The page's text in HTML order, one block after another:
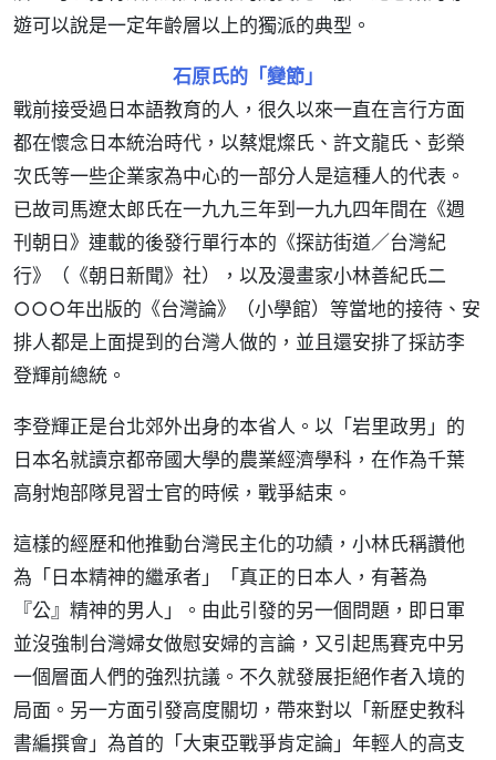
遊可以說是一定年齡層以上的獨派的典型。
石原氏的「變節」
戰前接受過日本語教育的人，很久以來一直在言行方面
都在懷念日本統治時代，以蔡焜燦氏、許文龍氏、彭榮
次氏等一些企業家為中心的一部分人是這種人的代表。
已故司馬遼太郎氏在一九九三年到一九九四年間在《週
刊朝日》連載的後發行單行本的《探訪街道／台灣紀
行》（《朝日新聞》社），以及漫畫家小林善紀氏二
○○○年出版的《台灣論》（小學館）等當地的接待、安
排人都是上面提到的台灣人做的，並且還安排了採訪李
登輝前總統。
李登輝正是台北郊外出身的本省人。以「岩里政男」的
日本名就讀京都帝國大學的農業經濟學科，在作為千葉
高射炮部隊見習士官的時候，戰爭結束。
這樣的經歷和他推動台灣民主化的功績，小林氏稱讚他
為「日本精神的繼承者」「真正的日本人，有著為
『公』精神的男人」。由此引發的另一個問題，即日軍
並沒強制台灣婦女做慰安婦的言論，又引起馬賽克中另
一個層面人們的強烈抗議。不久就發展拒絕作者入境的
局面。另一方面引發高度關切，帶來對以「新歷史教科
書編撰會」為首的「大東亞戰爭肯定論」年輕人的高支